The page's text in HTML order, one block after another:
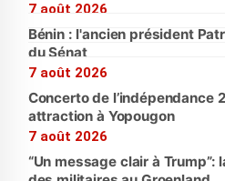
7 août 2026
Bénin : l'ancien président
du Sénat
7 août 2026
Concerto de l’indépendance
attraction à Yopougon
7 août 2026
“Un message clair à Trump”: